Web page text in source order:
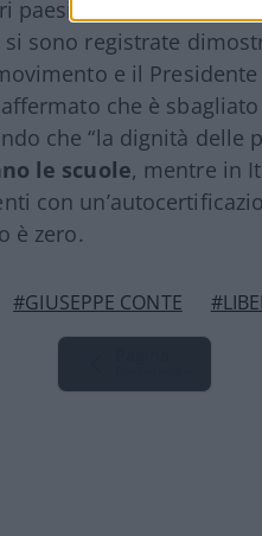
paesi europei la
si sono registrate
e il
che è
che “la dignità delle
le scuole, mentre in
con
è zero.
#GIUSEPPE CONTE